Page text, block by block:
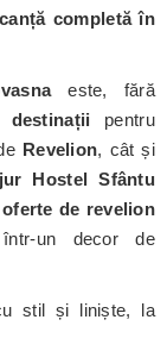
completă în
este, fără
destinații pentru
Revelion, cât și
Hostel Sfântu
oferte de revelion
un decor de
stil și liniște, la